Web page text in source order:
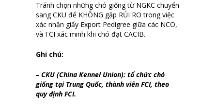
Tránh chọn những chó giống từ NGKC chuyển
sang CKU để KHÔNG gặp RỦI RO trong việc
xác nhận giấy Export Pedigree giữa các NCO,
và FCI xác minh khi chó đạt CACIB.
Ghi chú:
– CKU (China Kennel Union): tổ chức chó
giống tại Trung Quốc, thành viên FCI, theo
quy định FCI.